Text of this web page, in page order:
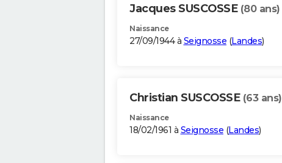
Jacques SUSCOSSE (80 ans)
Naissance
27/09/1944 à Seignosse (Landes)
Christian SUSCOSSE (63 ans)
Naissance
18/02/1961 à Seignosse (Landes)